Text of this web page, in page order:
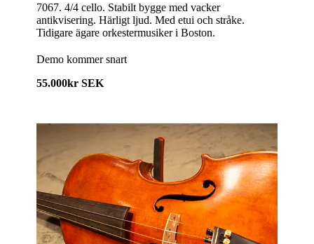
7067. 4/4 cello. Stabilt bygge med vacker
antikvisering. Härligt ljud. Med etui och stråke.
Tidigare ägare orkestermusiker i Boston.
Demo kommer snart
55.000kr SEK